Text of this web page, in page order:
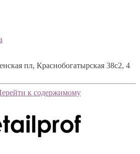
пл, Краснобогатырская 38с2, 4
к содержимому